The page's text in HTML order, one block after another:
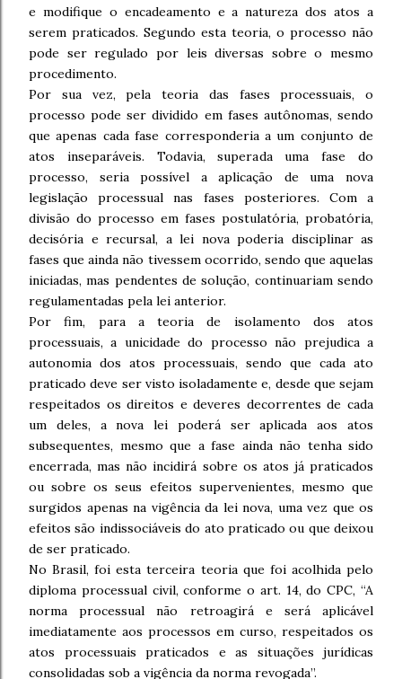
e modifique o encadeamento e a natureza dos atos a
serem praticados. Segundo esta teoria, o processo não
pode ser regulado por leis diversas sobre o mesmo
procedimento.
Por sua vez, pela teoria das fases processuais, o
processo pode ser dividido em fases autônomas, sendo
que apenas cada fase corresponderia a um conjunto de
atos inseparáveis. Todavia, superada uma fase do
processo, seria possível a aplicação de uma nova
legislação processual nas fases posteriores. Com a
divisão do processo em fases postulatória, probatória,
decisória e recursal, a lei nova poderia disciplinar as
fases que ainda não tivessem ocorrido, sendo que aquelas
iniciadas, mas pendentes de solução, continuariam sendo
regulamentadas pela lei anterior.
Por fim, para a teoria de isolamento dos atos
processuais, a unicidade do processo não prejudica a
autonomia dos atos processuais, sendo que cada ato
praticado deve ser visto isoladamente e, desde que sejam
respeitados os direitos e deveres decorrentes de cada
um deles, a nova lei poderá ser aplicada aos atos
subsequentes, mesmo que a fase ainda não tenha sido
encerrada, mas não incidirá sobre os atos já praticados
ou sobre os seus efeitos supervenientes, mesmo que
surgidos apenas na vigência da lei nova, uma vez que os
efeitos são indissociáveis do ato praticado ou que deixou
de ser praticado.
No Brasil, foi esta terceira teoria que foi acolhida pelo
diploma processual civil, conforme o art. 14, do CPC, “A
norma processual não retroagirá e será aplicável
imediatamente aos processos em curso, respeitados os
atos processuais praticados e as situações jurídicas
consolidadas sob a vigência da norma revogada”.